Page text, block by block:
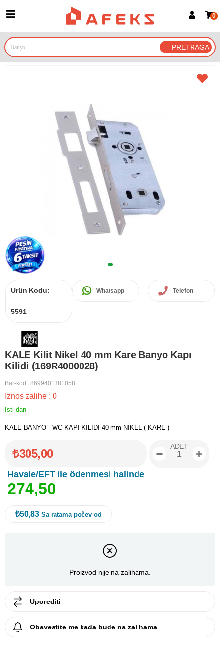
Prijava za članove
Prijavite se Google nalogom
0
Ürün Kodu:
5591
Whatsapp Telefon
KALE Kilit Nikel 40 mm Kare Banyo Kapı
Kilidi (169R4000028)
Bar-kod : 8699401381058
Iznos zalihe : 0
Isti dan
KALE BANYO - WC KAPI KİLİDİ 40 mm NİKEL ( KARE )
₺305,00
Havale/EFT ile ödenmesi halinde
274,50
ADET
₺50,83 Sa ratama počev od
Proizvod nije na zalihama.
Uporediti
Obavestite me kada bude na zalihama